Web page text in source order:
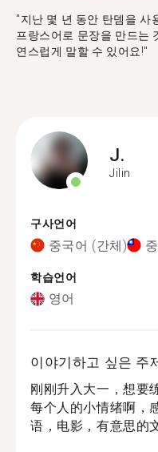
"​​지난 몇 년 동안 탄뎀을 사
프랑스어로 문장을 만드는
연스럽게 말할 수 있어요!"
J.
Jilin
구사언어
중국어 (간체)
학습언어
영어
이야기하고 싶은 주
刚刚升入大一，想要
每个人的小情绪啊，
语，电影，有意思的